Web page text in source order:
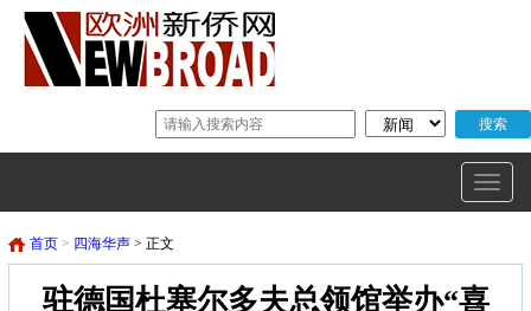
首页 > 四海华声 > 正文
驻德国杜塞尔多夫总领馆举办“喜